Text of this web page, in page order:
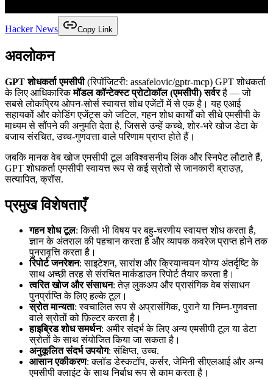
Hacker News Copy Link
अवलोकन
GPT शोधकर्ता एमसीपी(रिपॉजिटरी: assafelovic/gptr-mcp) GPT शोधकर्ता
के लिए आधिकारिकमॉडल कॉन्टेक्स्ट प्रोटोकॉल (एमसीपी) सर्वरहै — जो
सबसे लोकप्रिय ओपन-सोर्स स्वायत्त शोध एजेंटों में से एक है। यह एआई
सहायकों और कोडिंग एजेंट्स को जटिल, गहन शोध कार्यों को सीधे एमसीपी के
माध्यम से सौंपने की अनुमति देता है, जिससे उन्हें कच्चे, शोर-भरे खोज डेटा के
बजाय संरचित, उच्च-गुणवत्ता वाले परिणाम प्राप्त होते हैं।
जबकि मानक वेब खोज एमसीपी टूल अविश्वसनीय लिंक और स्निपेट लौटाते हैं,
GPT शोधकर्ता एमसीपी स्वायत्त रूप से कई स्रोतों से जानकारी ब्राउज़,
सत्यापित, क्रॉस.
प्रमुख विशेषताएँ
गहन शोध टूल: किसी भी विषय पर बहु-चरणीय स्वायत्त शोध करता है,
ज्ञान के अंतराल की पहचान करता है और व्यापक कवरेज प्राप्त होने तक
पुनरावृत्ति करता है।
रिपोर्ट जनरेशन: साइटेशन, सारांश और क्रियान्वयन योग्य अंतर्दृष्टि के
साथ अच्छी तरह से संरचित मार्कडाउन रिपोर्ट तैयार करता है।
त्वरित खोज और संसाधन: तेज़ लुकअप और प्रासंगिक वेब संसाधन
पुनर्प्राप्ति के लिए हल्के टूल।
स्रोत मान्यता: स्वचालित रूप से अप्रासंगिक, पुराने या निम्न-गुणवत्ता
वाले स्रोतों को फ़िल्टर करता है।
हाइब्रिड शोध समर्थन: अमीर संदर्भ के लिए अन्य एमसीपी टूल या डेटा
स्रोतों के साथ संयोजित किया जा सकता है।
अनुकूलित संदर्भ उपयोग: संक्षिप्त, उच्च.
आसान एकीकरण: क्लॉड डेस्कटॉप, कर्सर, जेमिनी सीएलआई और अन्य
एमसीपी क्लाइंट के साथ निर्बाध रूप से काम करता है।